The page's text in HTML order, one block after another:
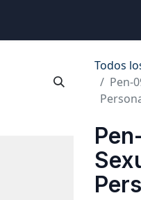
Términos y
Todos
Pen-